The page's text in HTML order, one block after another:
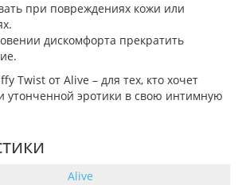
при повреждениях кожи или
дискомфорта прекратить
Twist от Alive – для тех, кто хочет
утонченной эротики в свою интимную
Alive